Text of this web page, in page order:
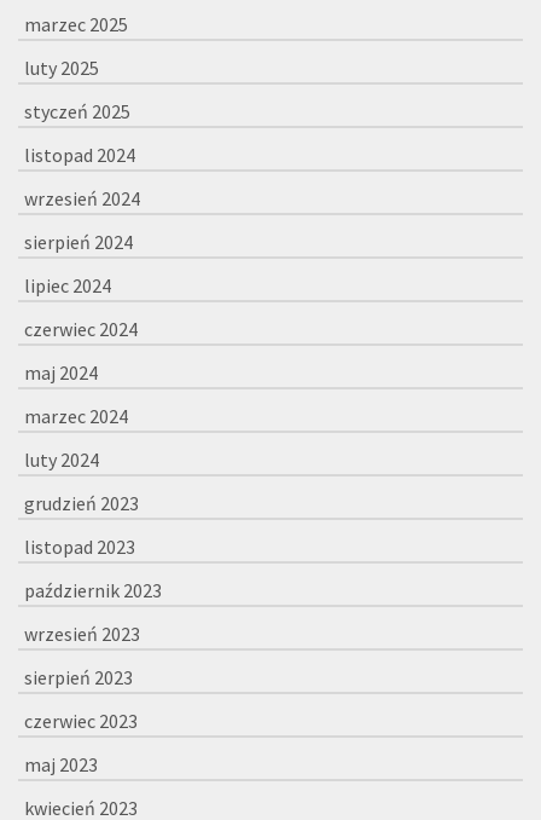
marzec 2025
luty 2025
styczeń 2025
listopad 2024
wrzesień 2024
sierpień 2024
lipiec 2024
czerwiec 2024
maj 2024
marzec 2024
luty 2024
grudzień 2023
listopad 2023
październik 2023
wrzesień 2023
sierpień 2023
czerwiec 2023
maj 2023
kwiecień 2023